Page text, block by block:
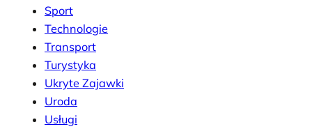
Sport
Technologie
Transport
Turystyka
Ukryte Zajawki
Uroda
Usługi